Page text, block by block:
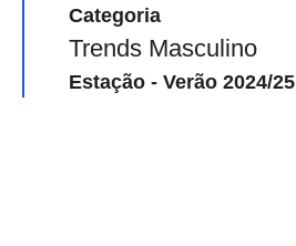
Categoria
Trends Masculino
Estação - Verão 2024/25